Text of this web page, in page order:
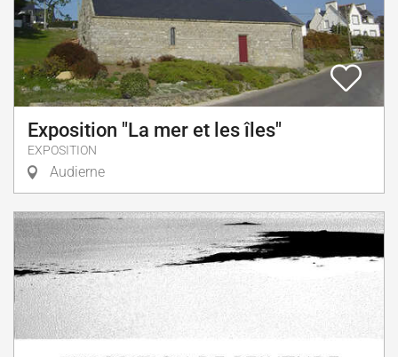
Exposition "La mer et les îles"
EXPOSITION
Audierne